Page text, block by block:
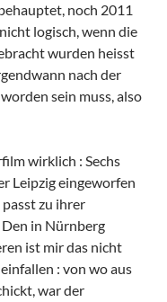
noch 2011
logisch, wenn die
wurden heisst
nach der
sein muss, also
wirklich : Sechs
Leipzig eingeworfen
zu ihrer
in Nürnberg
ist mir das nicht
: von wo aus
war der